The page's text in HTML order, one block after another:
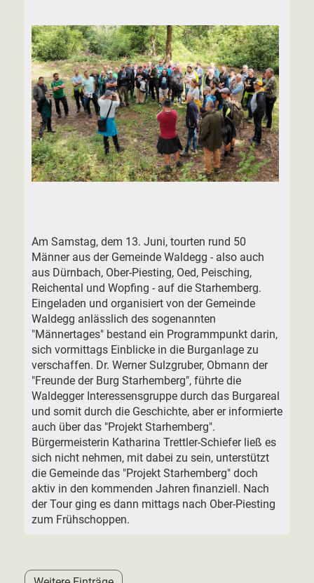
Am Samstag, dem 13. Juni, tourten rund 50
Männer aus der Gemeinde Waldegg - also auch
aus Dürnbach, Ober-Piesting, Oed, Peisching,
Reichental und Wopfing - auf die Starhemberg.
Eingeladen und organisiert von der Gemeinde
Waldegg anlässlich des sogenannten
"Männertages" bestand ein Programmpunkt darin,
sich vormittags Einblicke in die Burganlage zu
verschaffen. Dr. Werner Sulzgruber, Obmann der
"Freunde der Burg Starhemberg", führte die
Waldegger Interessensgruppe durch das Burgareal
und somit durch die Geschichte, aber er informierte
auch über das "Projekt Starhemberg".
Bürgermeisterin Katharina Trettler-Schiefer ließ es
sich nicht nehmen, mit dabei zu sein, unterstützt
die Gemeinde das "Projekt Starhemberg" doch
aktiv in den kommenden Jahren finanziell. Nach
der Tour ging es dann mittags nach Ober-Piesting
zum Frühschoppen.